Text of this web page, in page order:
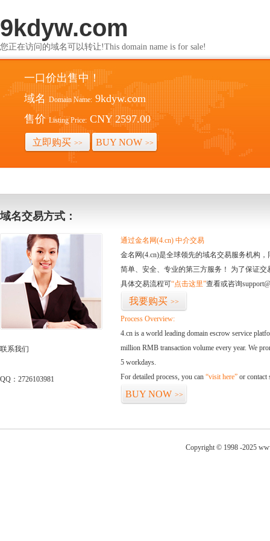
9kdyw.com
您正在访问的域名可以转让!This domain name is for sale!
一口价出售中！
域名 Domain Name: 9kdyw.com
售价 Listing Price: CNY 2597.00
立即购买 >> BUY NOW >>
域名交易方式：
联系我们
QQ：2726103981
通过金名网(4.cn) 中介交易
金名网(4.cn)是全球领先的域名交易服务机构
简单、安全、专业的第三方服务！ 为了保证
具体交易流程可“点击这里”查看或咨询
我要购买 >>
Process Overview:
4.cn is a world leading domain escrow service
million RMB transaction volume every year. We
5 workdays.
For detailed process, you can “visit here” or contact
BUY NOW >>
Copyright © 1998 -2025